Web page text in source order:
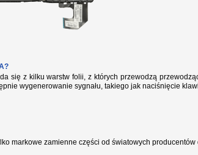
się z kilku warstw folii, z których przewodzą
wygenerowanie sygnału, takiego jak naciśnięcie
markowe zamienne części od światowych